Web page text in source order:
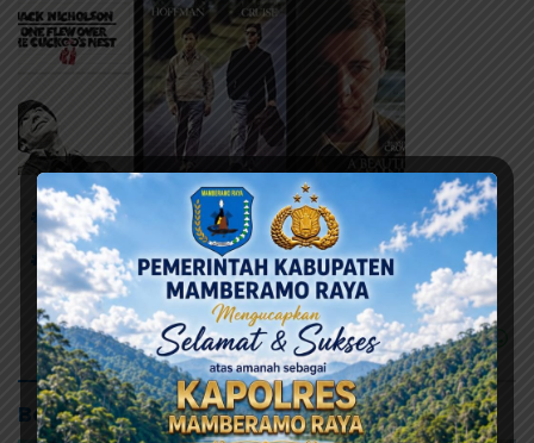
# JMW-DM
# Pilbup Kabupaten Jayapura
# Pilkada Serentak
Baca Juga